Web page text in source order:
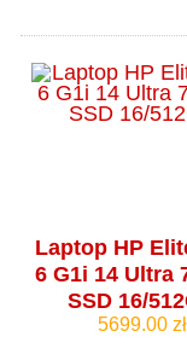
Laptop HP
6 G1i 14 Ultra
SSD 16/
5699.00 zł